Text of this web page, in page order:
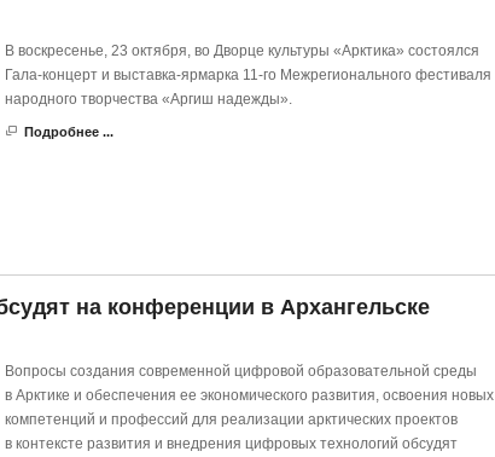
В воскресенье, 23 октября, во Дворце культуры «Арктика» состоялся
Гала-концерт и выставка-ярмарка 11-го Межрегионального фестиваля
народного творчества «Аргиш надежды».
Подробнее ...
на конференции в Архангельске
Вопросы создания современной цифровой образовательной среды
в Арктике и обеспечения ее экономического развития, освоения новых
компетенций и профессий для реализации арктических проектов
в контексте развития и внедрения цифровых технологий обсудят